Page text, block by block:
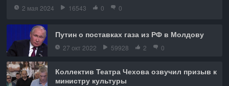
2 мая 2024 16543 0 0
Путин о поставках газа из РФ в Молдову
27 окт 2022 59928 2 0
Коллектив Театра Чехова озвучил призыв к
министру культуры